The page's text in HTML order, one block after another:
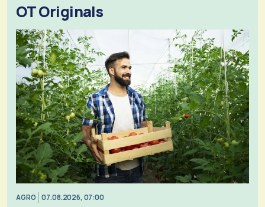
OT Originals
AGRO 07.08.2026, 07:00